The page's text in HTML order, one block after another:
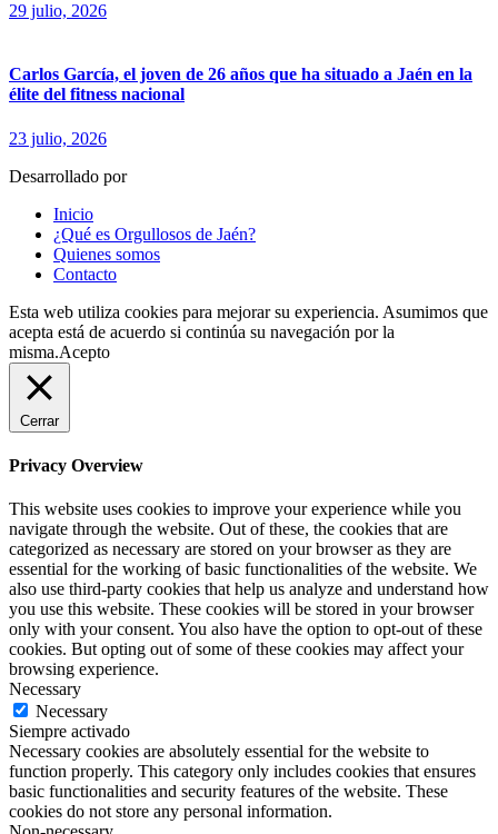
29 julio, 2026
Carlos García, el joven de 26 años que ha situado a Jaén en la
élite del fitness nacional
23 julio, 2026
Desarrollado por
Inicio
¿Qué es Orgullosos de Jaén?
Quienes somos
Contacto
Esta web utiliza cookies para mejorar su experiencia. Asumimos que
acepta está de acuerdo si continúa su navegación por la
misma.Acepto
Cerrar
Privacy Overview
This website uses cookies to improve your experience while you
navigate through the website. Out of these, the cookies that are
categorized as necessary are stored on your browser as they are
essential for the working of basic functionalities of the website. We
also use third-party cookies that help us analyze and understand how
you use this website. These cookies will be stored in your browser
only with your consent. You also have the option to opt-out of these
cookies. But opting out of some of these cookies may affect your
browsing experience.
Necessary
Necessary
Siempre activado
Necessary cookies are absolutely essential for the website to
function properly. This category only includes cookies that ensures
basic functionalities and security features of the website. These
cookies do not store any personal information.